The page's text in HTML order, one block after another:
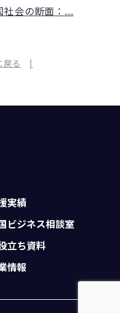
会の断面：...
戻る
実績
ビジネス相談室
立ち資料
情報